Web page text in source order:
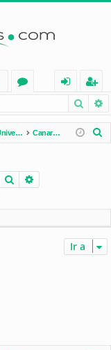
os
nt
ifi
e
eg
ist
ra
Universidades por Comunidades Canarias
r
Buscar
Ir a